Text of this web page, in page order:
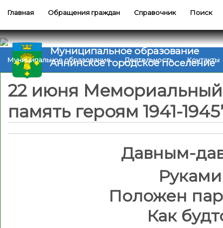
Главная Обращения граждан Справочник Поиск
Муниципальное образование
Аннинское городское поселение
Муниципальное образование Деятельность Контакты
22 июня Мемориальный
память героям 1941-
Давным-
Положен
Как